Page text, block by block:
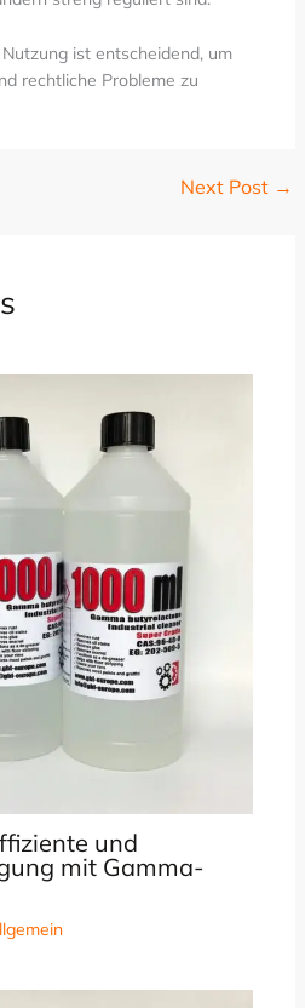
ist entscheidend, um
rechtliche Probleme zu
Next Post →
und
mit Gamma-